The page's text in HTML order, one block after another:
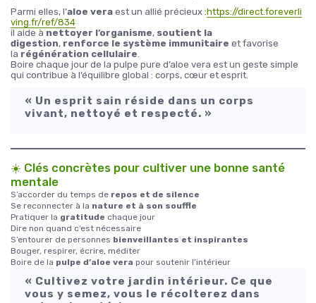
Parmi elles, l’aloe vera est un allié précieux :https://direct.foreverli
ving.fr/ref/834
il aide à nettoyer l’organisme, soutient la
digestion, renforce le système immunitaire et favorise
la régénération cellulaire.
Boire chaque jour de la pulpe pure d’aloe vera est un geste simple
qui contribue à l’équilibre global : corps, cœur et esprit.
« Un esprit sain réside dans un corps
vivant, nettoyé et respecté. »
☀️ Clés concrètes pour cultiver une bonne santé
mentale
S’accorder du temps de repos et de silence
Se reconnecter à la nature et à son souffle
Pratiquer la gratitude chaque jour
Dire non quand c’est nécessaire
S’entourer de personnes bienveillantes et inspirantes
Bouger, respirer, écrire, méditer
Boire de la pulpe d’aloe vera pour soutenir l’intérieur
« Cultivez votre jardin intérieur. Ce que
vous y semez, vous le récolterez dans